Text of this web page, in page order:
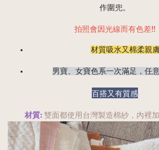
作圍兜。
拍照會因光線而有色差!!
材質吸水又棉柔親膚
男寶、女寶色系一次滿足，任
百搭又有質感
材質: 雙面都使用台灣製造棉紗，內裡